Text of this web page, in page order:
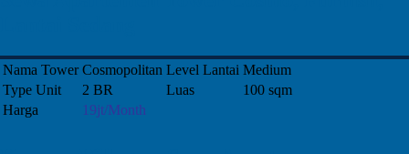
Nama Tower Cosmopolitan Level Lantai Medium
Type Unit
2 BR Luas
100 sqm
Harga
19jt/Month